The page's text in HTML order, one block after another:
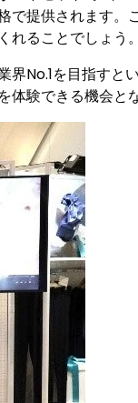
提供されます
ることでしょう。
No.1を目指す
験できる機会と